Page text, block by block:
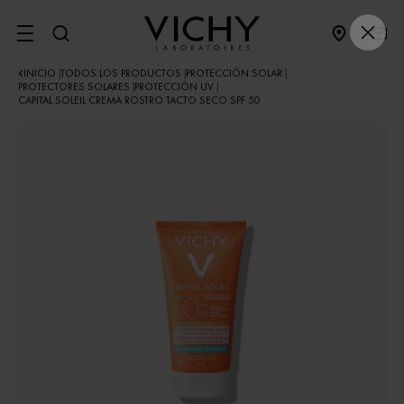
SITE MENU
INICIO TODOS LOS PRODUCTOS PROTECCIÓN SOLAR
PROTECTORES SOLARES PROTECCIÓN UV
CAPITAL SOLEIL CREMA ROSTRO TACTO SECO SPF 50